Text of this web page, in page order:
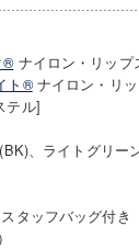
®ナイロン・リップ
ト®ナイロン・リ
テル]
、ライトグリー
タッフバッグ付き